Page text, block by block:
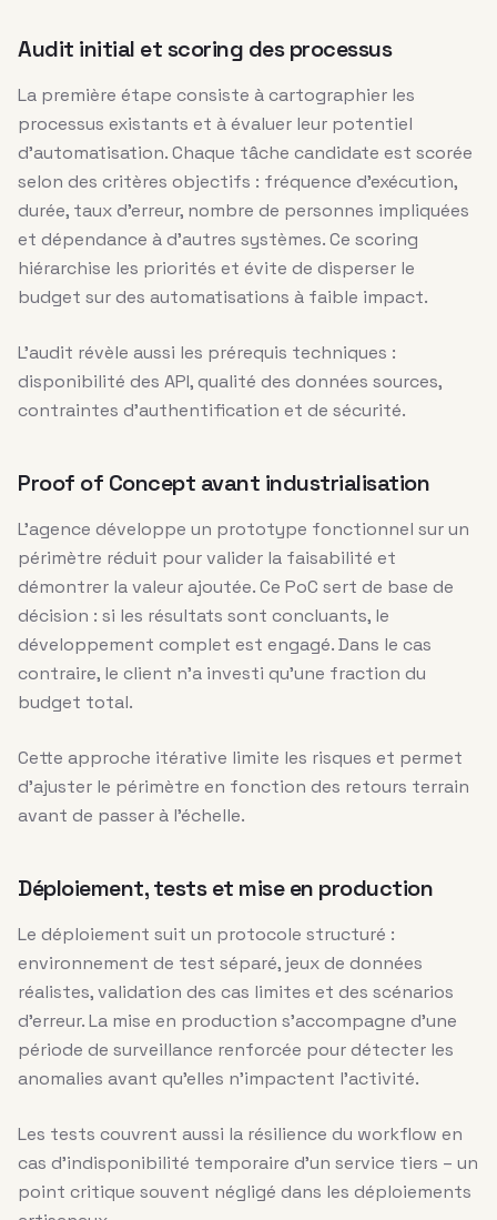
Audit initial et scoring des processus
La première étape consiste à cartographier les
processus existants et à évaluer leur potentiel
d’automatisation. Chaque tâche candidate est scorée
selon des critères objectifs : fréquence d’exécution,
durée, taux d’erreur, nombre de personnes impliquées
et dépendance à d’autres systèmes. Ce scoring
hiérarchise les priorités et évite de disperser le
budget sur des automatisations à faible impact.
L’audit révèle aussi les prérequis techniques :
disponibilité des API, qualité des données sources,
contraintes d’authentification et de sécurité.
Proof of Concept avant industrialisation
L’agence développe un prototype fonctionnel sur un
périmètre réduit pour valider la faisabilité et
démontrer la valeur ajoutée. Ce PoC sert de base de
décision : si les résultats sont concluants, le
développement complet est engagé. Dans le cas
contraire, le client n’a investi qu’une fraction du
budget total.
Cette approche itérative limite les risques et permet
d’ajuster le périmètre en fonction des retours terrain
avant de passer à l’échelle.
Déploiement, tests et mise en production
Le déploiement suit un protocole structuré :
environnement de test séparé, jeux de données
réalistes, validation des cas limites et des scénarios
d’erreur. La mise en production s’accompagne d’une
période de surveillance renforcée pour détecter les
anomalies avant qu’elles n’impactent l’activité.
Les tests couvrent aussi la résilience du workflow en
cas d’indisponibilité temporaire d’un service tiers – un
point critique souvent négligé dans les déploiements